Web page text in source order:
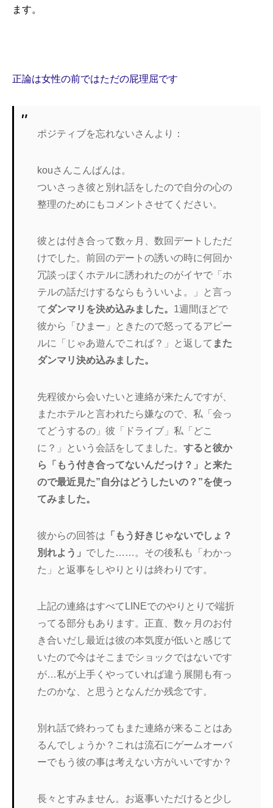
ます。
正論は女性の前ではただの屁理屈です
ポジティブを忘れないさんより：
kouさんこんばんは。
ついさっき彼と別れ話をしたので自分の心の
整理のためにもコメントさせてください。
彼とは付き合って数ヶ月、数回デートしただ
けでした。前回のデートの誘いの時に何回か
冗談っぽくホテルに誘われたのがイヤで「ホ
テルの話だけするならもういいよ。」と言っ
てダンマリを決め込みました。 1週間ほどで
彼から「ひまー」ときたので怒ってるアピー
ルに「じゃあ遊んでこれば？」と返して また
ダンマリ決め込みました。
先程彼から会いたいと連絡が来たんですが、
またホテルと言われたら嫌なので、私「会っ
てどうするの」彼「ドライブ」私「どこ
に？」という会話をしてました。すると彼か
ら「もう付き合ってないんだっけ？」と来た
ので最近見た”自分はどうしたいの？”を使っ
てみました。
彼からの回答は 「もう好きじゃないでしょ？
別れよう」 でした……。その後私も「わかっ
た」と返事をしやりとりは終わりです。
上記の連絡はすべてLINEでのやりとりで端折
ってる部分もあります。正直、数ヶ月のお付
き合いだし最近は彼の本気度が低いと感じて
いたので今はそこまでショックではないです
が…私が上手くやっていれば違う展開も有っ
たのかな、と思うとなんだか残念です。
別れ話で終わってもまた連絡が来ることはあ
るんでしょうか？これは流石にゲームオーバ
ーでもう彼の事は考えない方がいいですか？
長々とすみません。お返事いただけると少し